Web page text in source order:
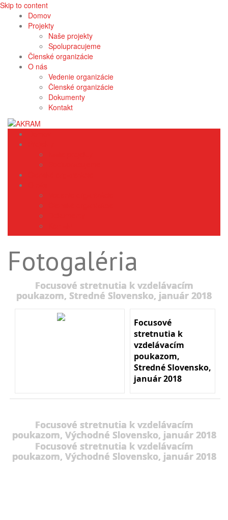
Skip to content
Domov
Projekty
Naše projekty
Spolupracujeme
Členské organizácie
O nás
Vedenie organizácie
Členské organizácie
Dokumenty
Kontakt
Fotogaléria
Focusové stretnutia k vzdelávacím
poukazom, Stredné Slovensko, január 2018
Focusové
stretnutia k
vzdelávacím
poukazom,
Stredné Slovensko,
január 2018
Focusové stretnutia k vzdelávacím
poukazom, Východné Slovensko, január 2018
Focusové stretnutia k vzdelávacím
poukazom, Východné Slovensko, január 2018